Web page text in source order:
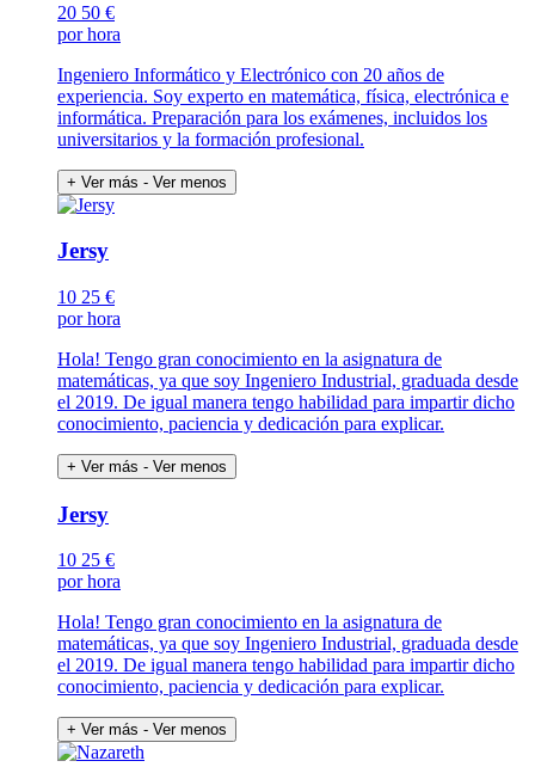
20 50 €
por hora
Ingeniero Informático y Electrónico con 20 años de
experiencia. Soy experto en matemática, física, electrónica e
informática. Preparación para los exámenes, incluidos los
universitarios y la formación profesional.
+ Ver más - Ver menos
Jersy
10 25 €
por hora
Hola! Tengo gran conocimiento en la asignatura de
matemáticas, ya que soy Ingeniero Industrial, graduada desde
el 2019. De igual manera tengo habilidad para impartir dicho
conocimiento, paciencia y dedicación para explicar.
+ Ver más - Ver menos
Jersy
10 25 €
por hora
Hola! Tengo gran conocimiento en la asignatura de
matemáticas, ya que soy Ingeniero Industrial, graduada desde
el 2019. De igual manera tengo habilidad para impartir dicho
conocimiento, paciencia y dedicación para explicar.
+ Ver más - Ver menos